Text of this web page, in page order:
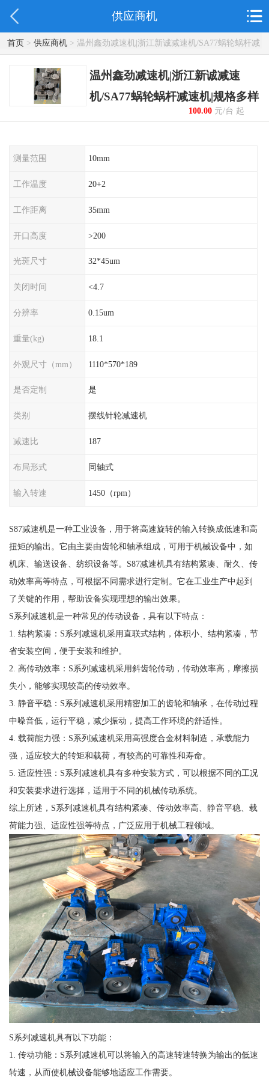
供应商机
首页> 供应商机> 温州鑫劲减速机|浙江新诚减速机/SA77蜗轮蜗杆减
速机|规格多样
温州鑫劲减速机|浙江新诚减速
机/SA77蜗轮蜗杆减速机|规格多样
100.00元/台 起
测量范围 10mm
工作温度 20+2
工作距离 35mm
开口高度 >200
光斑尺寸 32*45um
关闭时间 <4.7
分辨率 0.15um
重量(kg) 18.1
外观尺寸（mm） 1110*570*189
是否定制 是
类别 摆线针轮减速机
减速比 187
布局形式 同轴式
输入转速 1450（rpm）
S87减速机是一种工业设备，用于将高速旋转的输入转换成低速和高
扭矩的输出。它由主要由齿轮和轴承组成，可用于机械设备中，如
机床、输送设备、纺织设备等。S87减速机具有结构紧凑、耐久、传
动效率高等特点，可根据不同需求进行定制。它在工业生产中起到
了关键的作用，帮助设备实现理想的输出效果。
S系列减速机是一种常见的传动设备，具有以下特点：
1. 结构紧凑：S系列减速机采用直联式结构，体积小、结构紧凑，节
省安装空间，便于安装和维护。
2. 高传动效率：S系列减速机采用斜齿轮传动，传动效率高，摩擦损
失小，能够实现较高的传动效率。
3. 静音平稳：S系列减速机采用精密加工的齿轮和轴承，在传动过程
中噪音低，运行平稳，减少振动，提高工作环境的舒适性。
4. 载荷能力强：S系列减速机采用高强度合金材料制造，承载能力
强，适应较大的转矩和载荷，有较高的可靠性和寿命。
5. 适应性强：S系列减速机具有多种安装方式，可以根据不同的工况
和安装要求进行选择，适用于不同的机械传动系统。
综上所述，S系列减速机具有结构紧凑、传动效率高、静音平稳、载
荷能力强、适应性强等特点，广泛应用于机械工程领域。
S系列减速机具有以下功能：
1. 传动功能：S系列减速机可以将输入的高速转速转换为输出的低速
转速，从而使机械设备能够地适应工作需要。